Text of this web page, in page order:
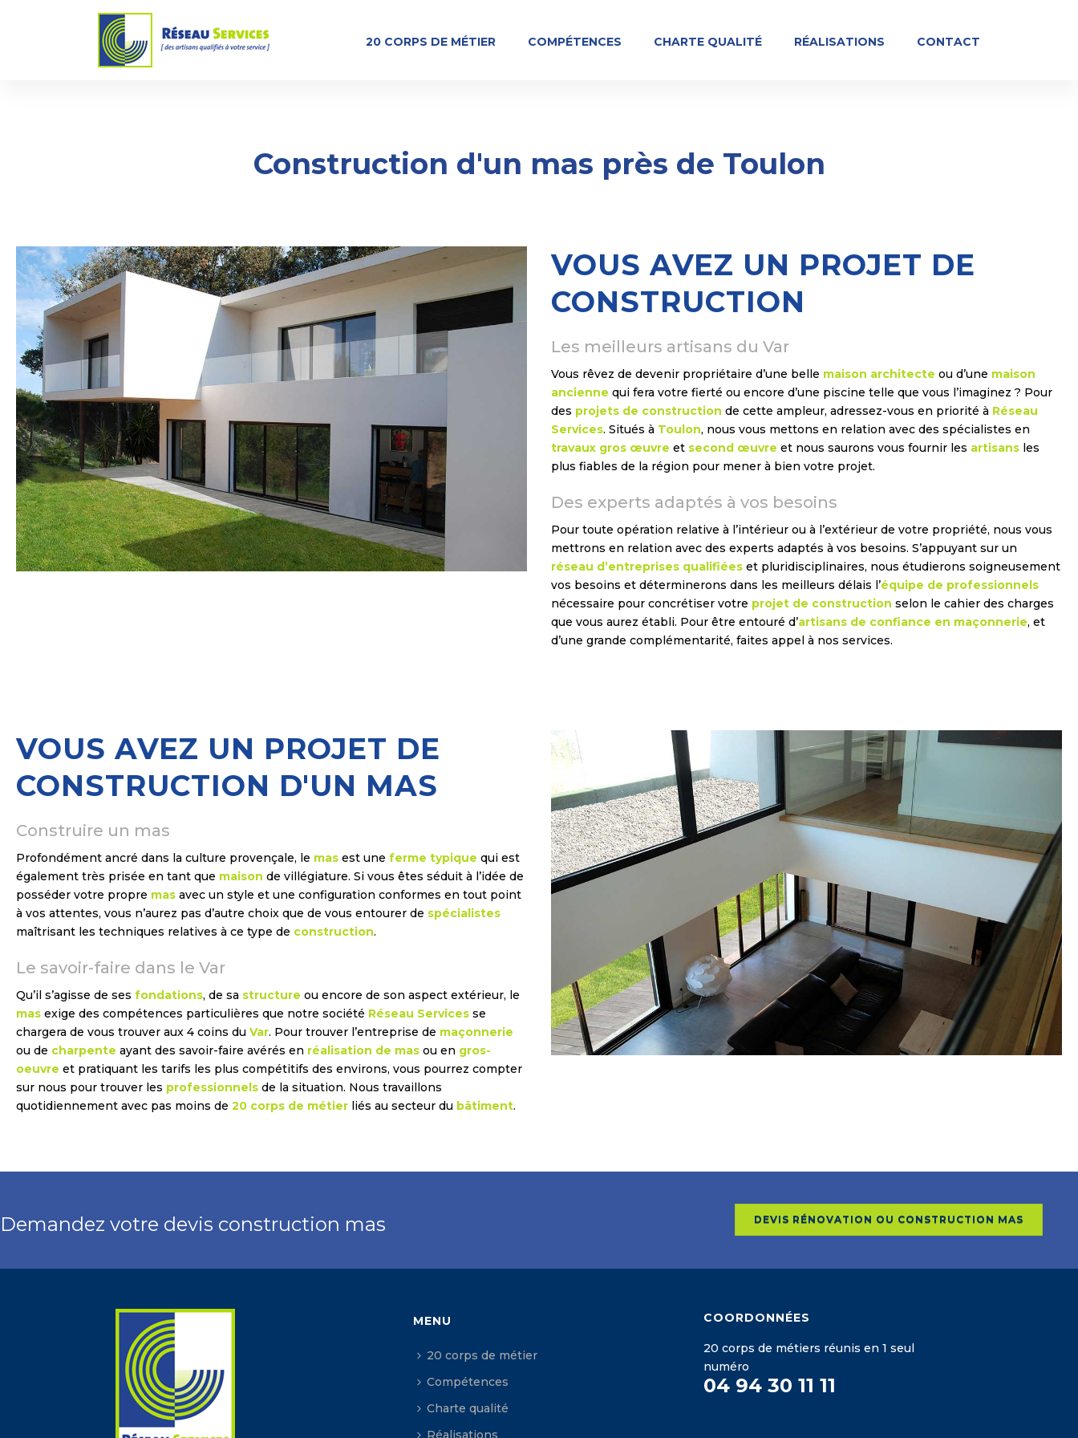
20 CORPS DE MÉTIER COMPÉTENCES CHARTE QUALITÉ RÉALISATIONS CONTACT
Construction d'un mas près de Toulon
VOUS AVEZ UN PROJET DE
CONSTRUCTION
Les meilleurs artisans du Var
Vous rêvez de devenir propriétaire d’une belle maison architecte ou d’une maison
ancienne qui fera votre fierté ou encore d’une piscine telle que vous l’imaginez ? Pour
des projets de construction de cette ampleur, adressez-vous en priorité à Réseau
Services. Situés à Toulon, nous vous mettons en relation avec des spécialistes en
travaux gros œuvre et second œuvre et nous saurons vous fournir les artisans les
plus fiables de la région pour mener à bien votre projet.
Des experts adaptés à vos besoins
Pour toute opération relative à l’intérieur ou à l’extérieur de votre propriété, nous vous
mettrons en relation avec des experts adaptés à vos besoins. S’appuyant sur un
réseau d’entreprises qualifiées et pluridisciplinaires, nous étudierons soigneusement
vos besoins et déterminerons dans les meilleurs délais l’équipe de professionnels
nécessaire pour concrétiser votre projet de construction selon le cahier des charges
que vous aurez établi. Pour être entouré d’artisans de confiance en maçonnerie, et
d’une grande complémentarité, faites appel à nos services.
VOUS AVEZ UN PROJET DE
CONSTRUCTION D'UN MAS
Construire un mas
Profondément ancré dans la culture provençale, le mas est une ferme typique qui est
également très prisée en tant que maison de villégiature. Si vous êtes séduit à l’idée de
posséder votre propre mas avec un style et une configuration conformes en tout point
à vos attentes, vous n’aurez pas d’autre choix que de vous entourer de spécialistes
maîtrisant les techniques relatives à ce type de construction.
Le savoir-faire dans le Var
Qu’il s’agisse de ses fondations, de sa structure ou encore de son aspect extérieur, le
mas exige des compétences particulières que notre société Réseau Services se
chargera de vous trouver aux 4 coins du Var. Pour trouver l’entreprise de maçonnerie
ou de charpente ayant des savoir-faire avérés en réalisation de mas ou en gros-
oeuvre et pratiquant les tarifs les plus compétitifs des environs, vous pourrez compter
sur nous pour trouver les professionnels de la situation. Nous travaillons
quotidiennement avec pas moins de 20 corps de métier liés au secteur du bâtiment.
Demandez votre devis construction mas DEVIS RÉNOVATION OU CONSTRUCTION MAS
MENU
20 corps de métier
Compétences
Charte qualité
Réalisations
COORDONNÉES
20 corps de métiers réunis en 1 seul
numéro
04 94 30 11 11